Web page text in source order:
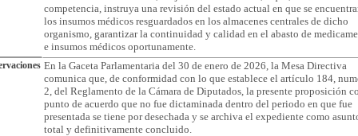
competencia, instruya una revisión del estado actual en que se
los insumos médicos resguardados en los almacenes centrales de dicho
organismo, garantizar la continuidad y calidad en el abasto de
e insumos médicos oportunamente.
En la Gaceta Parlamentaria del 30 de enero de 2026, la Mesa Directiva
comunica que, de conformidad con lo que establece el artículo 184,
2, del Reglamento de la Cámara de Diputados, la presente proposición
punto de acuerdo que no fue dictaminada dentro del periodo en que fue
presentada se tiene por desechada y se archiva el expediente como
total y definitivamente concluido.